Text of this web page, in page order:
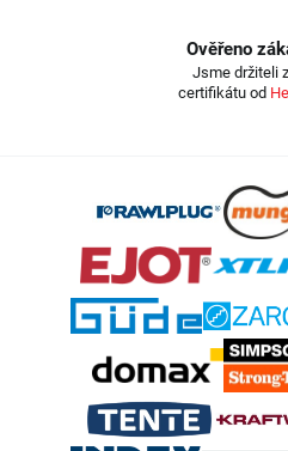
Ověřeno
Jsme držiteli
certifikátu od